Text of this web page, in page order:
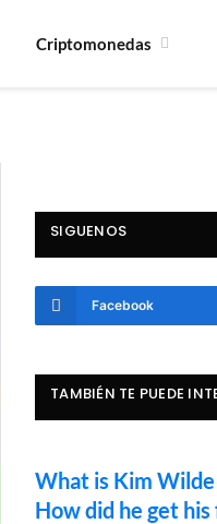
Criptomonedas
SIGUENOS
Facebook
TAMBIÉN TE PUEDE
What is Kim
How did he get